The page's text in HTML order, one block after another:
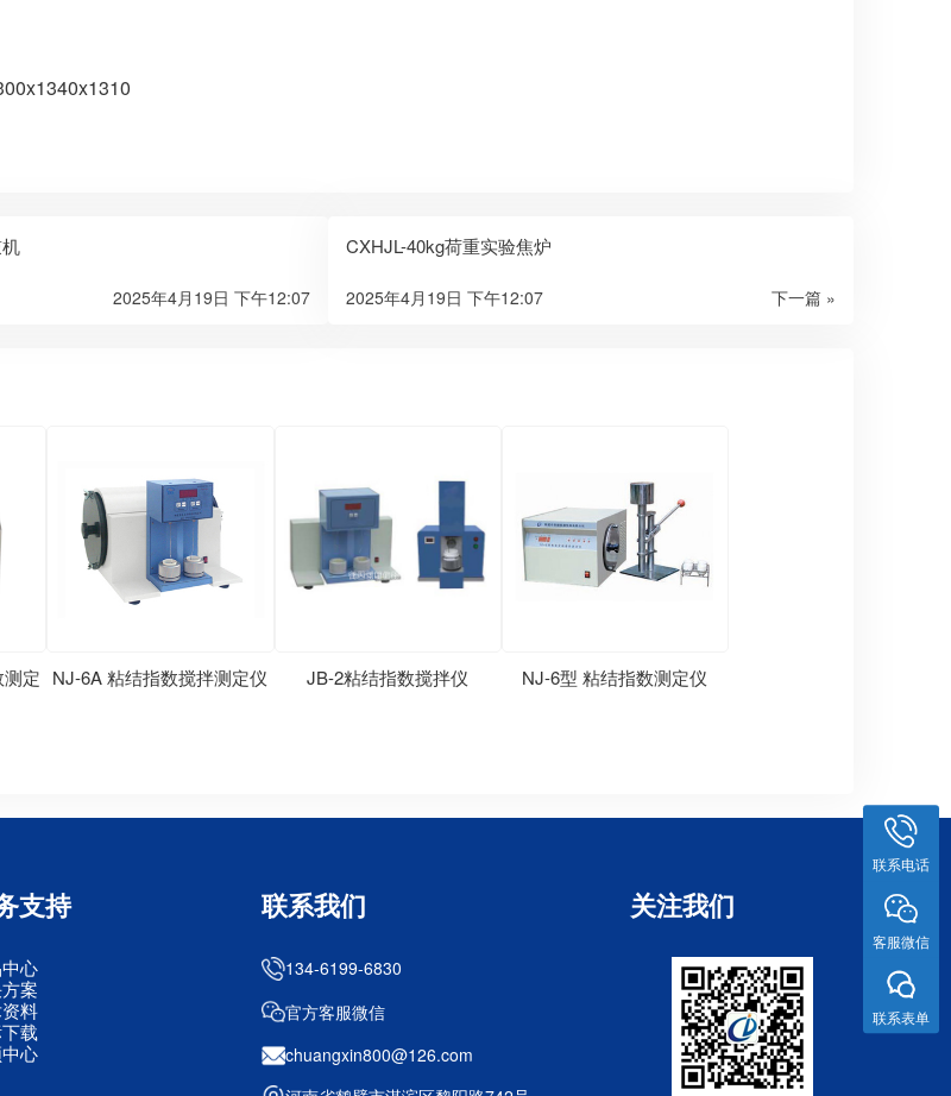
2025年4月19日 下午12:07
CXHJL-40kg荷重实验焦炉
下一篇 »
2025年4月19日 下午12:07
定 NJ-6A 粘结指数搅拌测定仪 JB-2粘结指数搅拌仪 NJ-6型 粘结指数测定仪
支持
心
案
料
载
心
联系我们
134-6199-6830
官方客服微信
chuangxin800@126.com
关注我们
联系电话
客服微信
联系表单